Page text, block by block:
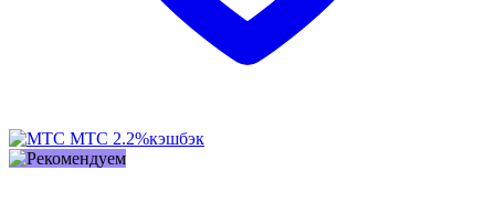
МТС 2.2%кэшбэк